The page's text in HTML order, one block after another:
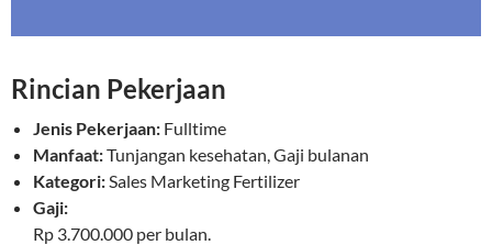
Rincian Pekerjaan
Jenis Pekerjaan: Fulltime
Manfaat:Tunjangan kesehatan, Gaji bulanan
Kategori:Sales Marketing Fertilizer
Gaji:
Rp 3.700.000 per bulan.